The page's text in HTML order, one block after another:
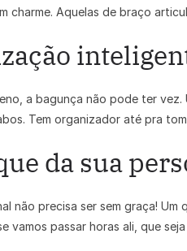
charme. Aquelas de braço
a bagunça não pode ter
Tem organizador até pra
da sua
não precisa ser sem graça!
vamos passar horas ali, que